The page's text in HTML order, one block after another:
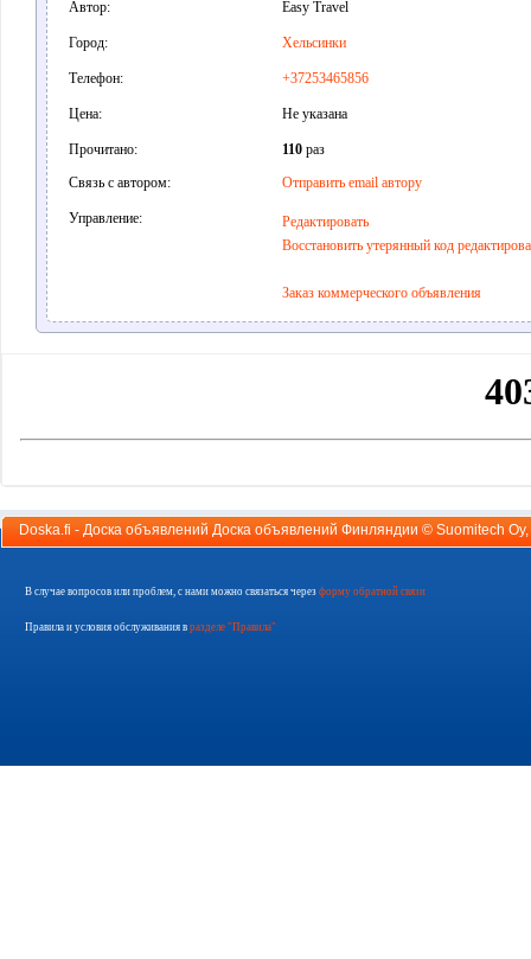
Автор: Easy Travel
Город: Хельсинки
Телефон: +37253465856
Цена: Не указана
Прочитано: 110раз
Связь с автором:
Отправить email автору
Управление:
Редактировать
Восстановить утерянный код
Заказ коммерческого объявления
Doska.fi - Доска объявлений Доска объявлений Финляндии © Suomitech Oy
В случае вопросов или проблем, с нами можно связаться через форму обратной связи
Правила и условия обслуживания в разделе "Правила"